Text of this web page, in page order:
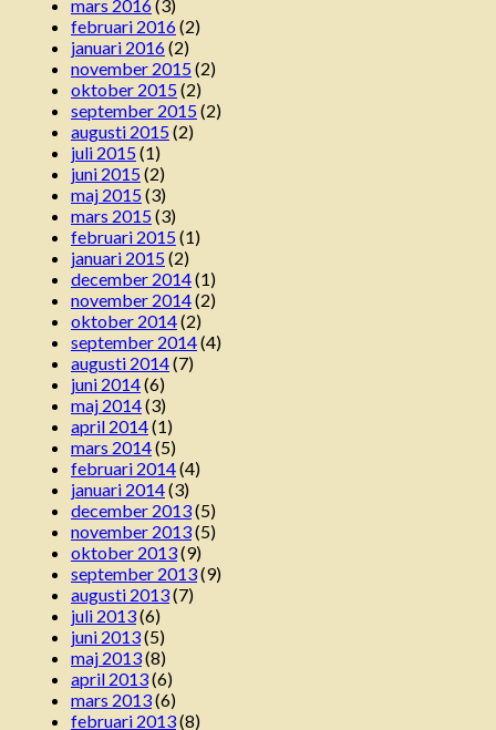
mars 2016(3)
februari 2016(2)
januari 2016(2)
november 2015(2)
oktober 2015(2)
september 2015(2)
augusti 2015(2)
juli 2015(1)
juni 2015(2)
maj 2015(3)
mars 2015(3)
februari 2015(1)
januari 2015(2)
december 2014(1)
november 2014(2)
oktober 2014(2)
september 2014(4)
augusti 2014(7)
juni 2014(6)
maj 2014(3)
april 2014(1)
mars 2014(5)
februari 2014(4)
januari 2014(3)
december 2013(5)
november 2013(5)
oktober 2013(9)
september 2013(9)
augusti 2013(7)
juli 2013(6)
juni 2013(5)
maj 2013(8)
april 2013(6)
mars 2013(6)
februari 2013(8)